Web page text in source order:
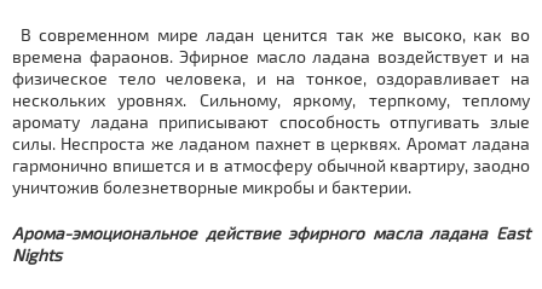
В современном мире ладан ценится так же высоко, как во
времена фараонов. Эфирное масло ладана воздействует и на
физическое тело человека, и на тонкое, оздоравливает на
нескольких уровнях. Сильному, яркому, терпкому, теплому
аромату ладана приписывают способность отпугивать злые
силы. Неспроста же ладаном пахнет в церквях. Аромат ладана
гармонично впишется и в атмосферу обычной квартиру, заодно
уничтожив болезнетворные микробы и бактерии.
Арома-эмоциональное действие эфирного масла ладана East
Nights